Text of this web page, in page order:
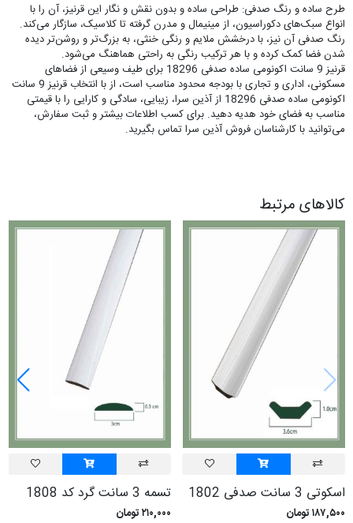
طرح ساده و رنگ صدفی: طراحی ساده و بدون نقش و نگار این قرنیز، آن را با
انواع سبک‌های دکوراسیون، از مینیمال و مدرن گرفته تا کلاسیک، سازگار می‌کند.
رنگ صدفی آن نیز، با درخشش ملایم و رنگی خنثی، به بزرگ‌تر و روشن‌تر دیده
شدن فضا کمک کرده و با هر ترکیب رنگی به راحتی هماهنگ می‌شود.
قرنیز 9 سانت اکونومی ساده صدفی 18296 برای طیف وسیعی از فضاهای
مسکونی، اداری و تجاری با بودجه محدود مناسب است، از با انتخاب قرنیز 9 سانت
اکونومی ساده صدفی 18296 از آذین سرا، زیبایی، سادگی و کارایی را با قیمتی
مناسب به فضای خود هدیه دهید. برای کسب اطلاعات بیشتر و ثبت سفارش،
می‌توانید با کارشناسان فروش آذین سرا تماس بگیرید.
کالاهای مرتبط
اسکوتی 3 سانت صدفی 1802
۱۸۷,۵۰۰ تومان
تسمه 3 سانت گرد کد 1808
۲۱۰,۰۰۰ تومان